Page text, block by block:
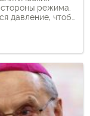
режима.
давление, чтобы
Ватикана”,
[…]